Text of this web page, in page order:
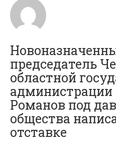
председатель
областной
Романов под
общества
отставке